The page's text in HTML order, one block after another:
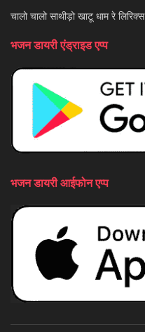
चालो चालो साथीड़ो खाटू धाम रे लिरिक्स
भजन डायरी एंड्राइड एप्प
भजन डायरी आईफोन एप्प